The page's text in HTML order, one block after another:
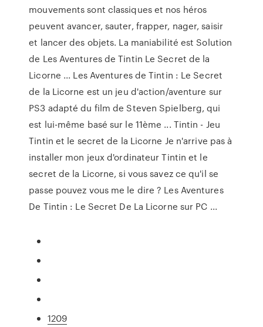
mouvements sont classiques et nos héros
peuvent avancer, sauter, frapper, nager, saisir
et lancer des objets. La maniabilité est Solution
de Les Aventures de Tintin Le Secret de la
Licorne ... Les Aventures de Tintin : Le Secret
de la Licorne est un jeu d'action/aventure sur
PS3 adapté du film de Steven Spielberg, qui
est lui-même basé sur le 11ème ... Tintin - Jeu
Tintin et le secret de la Licorne Je n'arrive pas à
installer mon jeux d'ordinateur Tintin et le
secret de la Licorne, si vous savez ce qu'il se
passe pouvez vous me le dire ? Les Aventures
De Tintin : Le Secret De La Licorne sur PC ...
1209